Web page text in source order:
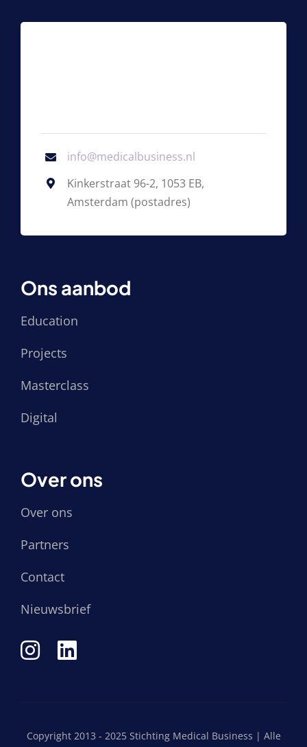
info@medicalbusiness.nl
Kinkerstraat 96-2, 1053 EB,
Amsterdam (postadres)
Ons aanbod
Education
Projects
Masterclass
Digital
Over ons
Over ons
Partners
Contact
Nieuwsbrief
Copyright 2013 - 2025 Stichting Medical Business | Alle